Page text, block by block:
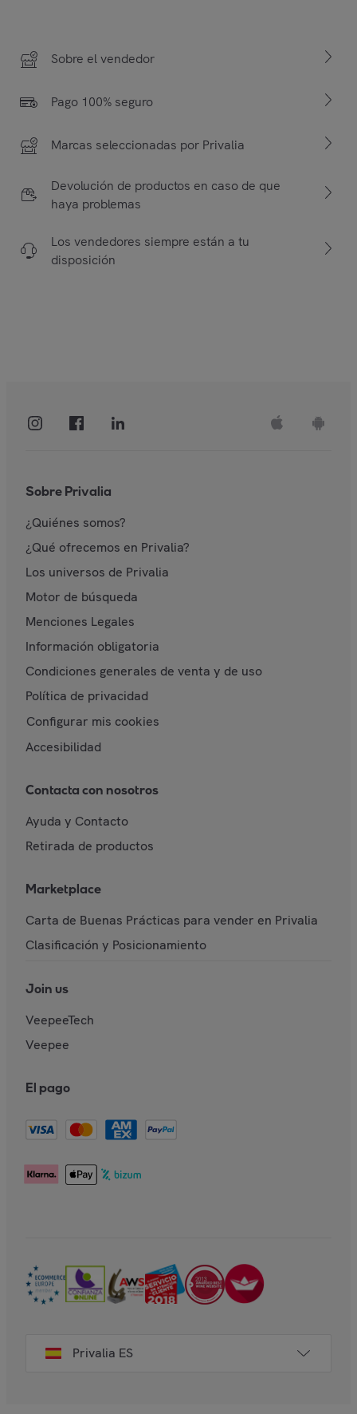
Sobre el vendedor
Pago 100% seguro
Marcas seleccionadas por Privalia
Devolución de productos en caso de que
haya problemas
Los vendedores siempre están a tu
disposición
Sobre Privalia
¿Quiénes somos?
¿Qué ofrecemos en Privalia?
Los universos de Privalia
Motor de búsqueda
Menciones Legales
Información obligatoria
Condiciones generales de venta y de uso
Política de privacidad
Configurar mis cookies
Accesibilidad
Contacta con nosotros
Ayuda y Contacto
Retirada de productos
Marketplace
Carta de Buenas Prácticas para vender en Privalia
Clasificación y Posicionamiento
Join us
VeepeeTech
Veepee
El pago
Privalia ES